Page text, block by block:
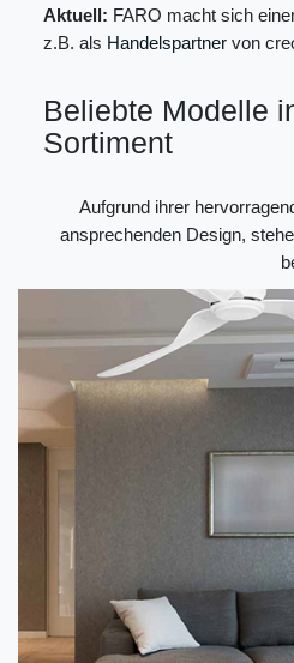
Aktuell: FARO macht sich
z.B. als Handelspartner von
Beliebte Modelle
Sortiment
Aufgrund ihrer
ansprechenden Design,